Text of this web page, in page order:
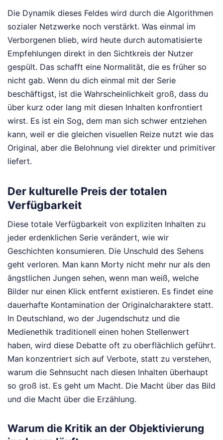
Die Dynamik dieses Feldes wird durch die Algorithmen
sozialer Netzwerke noch verstärkt. Was einmal im
Verborgenen blieb, wird heute durch automatisierte
Empfehlungen direkt in den Sichtkreis der Nutzer
gespült. Das schafft eine Normalität, die es früher so
nicht gab. Wenn du dich einmal mit der Serie
beschäftigst, ist die Wahrscheinlichkeit groß, dass du
über kurz oder lang mit diesen Inhalten konfrontiert
wirst. Es ist ein Sog, dem man sich schwer entziehen
kann, weil er die gleichen visuellen Reize nutzt wie das
Original, aber die Belohnung viel direkter und primitiver
liefert.
Der kulturelle Preis der totalen
Verfügbarkeit
Diese totale Verfügbarkeit von expliziten Inhalten zu
jeder erdenklichen Serie verändert, wie wir
Geschichten konsumieren. Die Unschuld des Sehens
geht verloren. Man kann Morty nicht mehr nur als den
ängstlichen Jungen sehen, wenn man weiß, welche
Bilder nur einen Klick entfernt existieren. Es findet eine
dauerhafte Kontamination der Originalcharaktere statt.
In Deutschland, wo der Jugendschutz und die
Medienethik traditionell einen hohen Stellenwert
haben, wird diese Debatte oft zu oberflächlich geführt.
Man konzentriert sich auf Verbote, statt zu verstehen,
warum die Sehnsucht nach diesen Inhalten überhaupt
so groß ist. Es geht um Macht. Die Macht über das Bild
und die Macht über die Erzählung.
Warum die Kritik an der Objektivierung